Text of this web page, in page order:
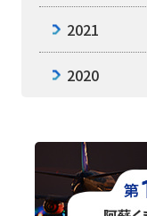
2021
2020